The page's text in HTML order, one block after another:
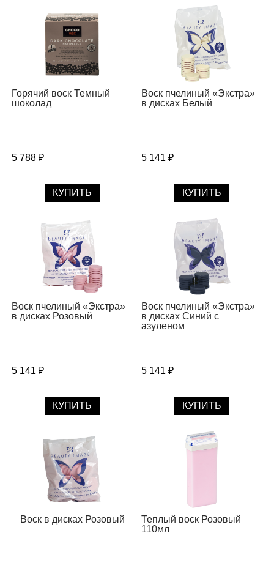
Горячий воск Темный
шоколад
5 788 ₽
КУПИТЬ
Воск пчелиный «Экстра»
в дисках Белый
5 141 ₽
КУПИТЬ
Воск пчелиный «Экстра»
в дисках Розовый
5 141 ₽
КУПИТЬ
Воск пчелиный «Экстра»
в дисках Синий с
азуленом
5 141 ₽
КУПИТЬ
Воск в дисках Розовый
Теплый воск Розовый
110мл